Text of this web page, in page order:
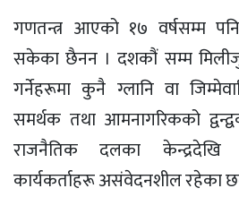
गणतन्त्र आएको १७ वर्षसम्म
सकेका छैनन । दशकौं सम्म
गर्नेहरूमा कुनै ग्लानि वा
समर्थक तथा आमनागरिकको
राजनैतिक दलका केन्द्रदेखि
कार्यकर्ताहरू असंवेदनशील रहेका